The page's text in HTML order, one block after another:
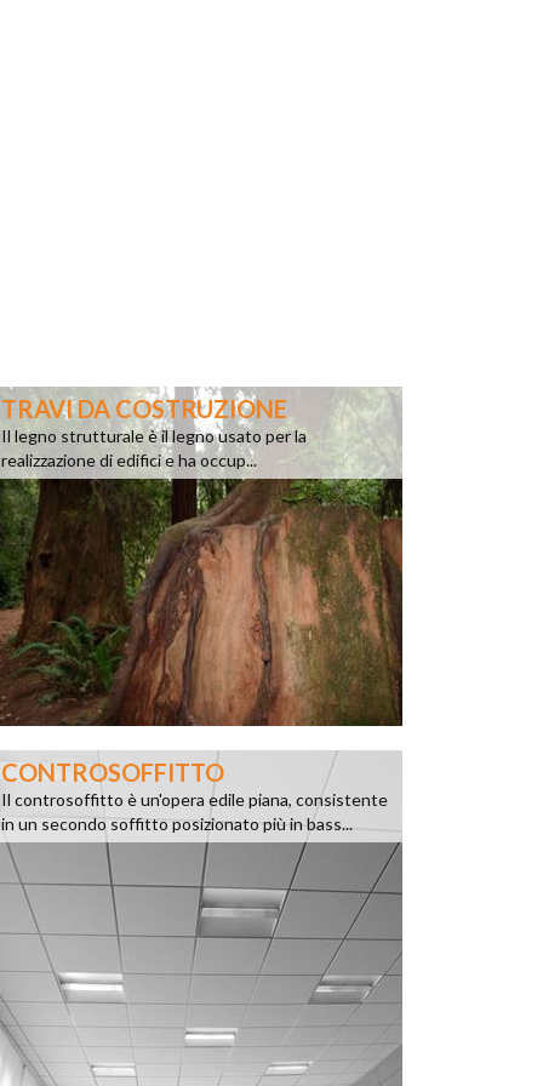
TRAVI DA COSTRUZIONE
Il legno strutturale è il legno usato per la
realizzazione di edifici e ha occup...
CONTROSOFFITTO
Il controsoffitto è un'opera edile piana, consistente
in un secondo soffitto posizionato più in bass...